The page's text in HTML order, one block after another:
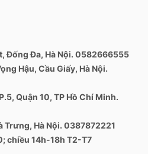
độ sáng không giảm khi sử
tôi vẫn khuyên bạn tránh
sáng mặt trời mà chỉ nên
râm mát. Các góc nhìn của
và bạn cần điều chỉnh để
ra kết quả tốt trong phân tích
Đống Đa, Hà Nội. 0582666555
Hậu, Cầu Giấy, Hà Nội.
Quận 10, TP Hồ Chí Minh.
Trưng, Hà Nội. 0387872221
chiều 14h-18h T2-T7